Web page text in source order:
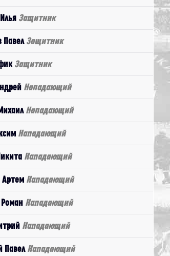
Защитник
Павел Защитник
Защитник
Нападающий
Нападающий
Нападающий
Нападающий
Артем Нападающий
Нападающий
Нападающий
Павел Нападающий